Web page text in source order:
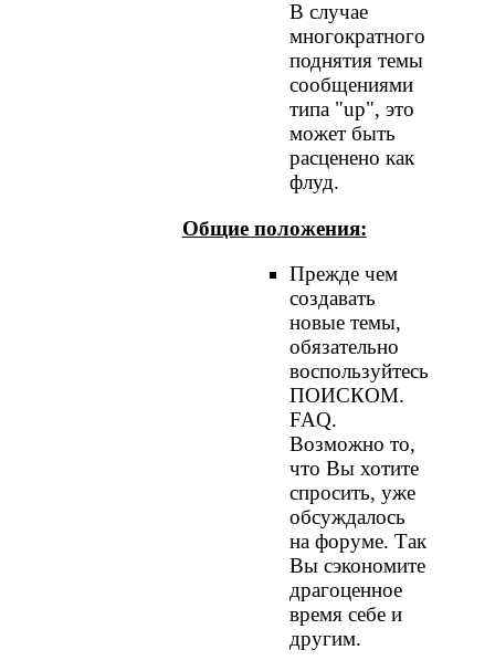
В случае
многократного
поднятия темы
сообщениями
типа "up", это
может быть
расценено как
флуд.
Общие положения:
Прежде чем
создавать
новые темы,
обязательно
воспользуйтесь
ПОИСКОМ.
FAQ.
Возможно то,
что Вы хотите
спросить, уже
обсуждалось
на форуме. Так
Вы сэкономите
драгоценное
время себе и
другим.